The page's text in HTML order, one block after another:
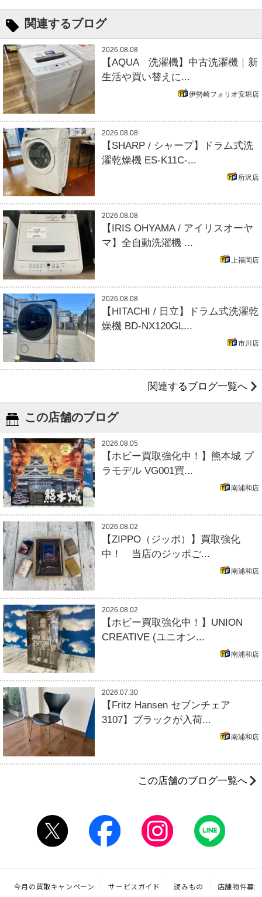
関連するブログ
2026.08.08
【AQUA 洗濯機】中古洗濯機｜新
生活や買い替えに...
伊勢崎フォリオ安堀店
2026.08.08
【SHARP / シャープ】ドラム式洗
濯乾燥機 ES-K11C-...
所沢店
2026.08.08
【IRIS OHYAMA / アイリスオーヤ
マ】全自動洗濯機 ...
上福岡店
2026.08.08
【HITACHI / 日立】ドラム式洗濯乾
燥機 BD-NX120GL...
市川店
関連するブログ一覧へ
この店舗のブログ
2026.08.05
【ホビー買取強化中！】熊本城 プ
ラモデル VG001買...
南浦和店
2026.08.02
【ZIPPO（ジッポ）】買取強化
中！ 当店のジッポご...
南浦和店
2026.08.02
【ホビー買取強化中！】UNION
CREATIVE (ユニオン...
南浦和店
2026.07.30
【Fritz Hansen セブンチェア
3107】ブラックが入荷...
南浦和店
この店舗のブログ一覧へ
今月の買取キャンペーン サービスガイド 読みもの 店舗物件募集